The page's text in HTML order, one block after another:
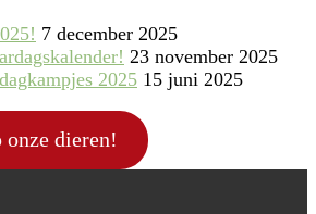
7 december 2025
23 november 2025
2025 15 juni 2025
onze dieren!